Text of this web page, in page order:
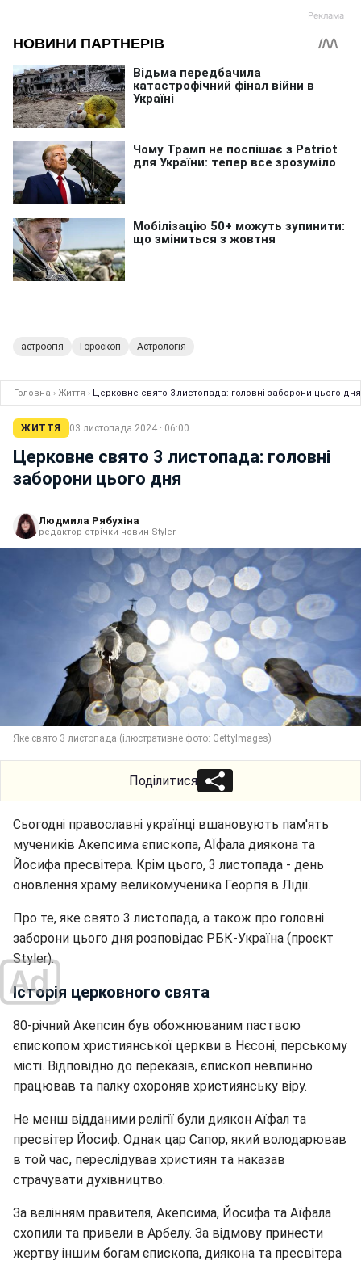
астроогія Гороскоп Астрологія
Головна › Життя › Церковне свято 3 листопада: головні заборони цього дня
ЖИТТЯ 03 листопада 2024 · 06:00
Церковне свято 3 листопада: головні
заборони цього дня
Людмила Рябухіна
редактор стрічки новин Styler
Яке свято 3 листопада (ілюстративне фото: GettyImages)
Поділитися
Сьогодні православні українці вшановують пам'ять
мучеників Акепсима єпископа, АЇфала диякона та
Йосифа пресвітера. Крім цього, 3 листопада - день
оновлення храму великомученика Георгія в Лідії.
Про те, яке свято 3 листопада, а також про головні
заборони цього дня розповідає РБК-Україна (проєкт
Styler).
Історія церковного свята
80-річний Акепсин був обожнюваним паствою
єпископом християнської церкви в Нєсоні, перському
місті. Відповідно до переказів, єпископ невпинно
працював та палку охороняв християнську віру.
Не менш відданими релігії були диякон Аїфал та
пресвітер Йосиф. Однак цар Сапор, який володарював
в той час, переслідував християн та наказав
страчувати духівництво.
За велінням правителя, Акепсима, Йосифа та Аїфала
схопили та привели в Арбелу. За відмову принести
жертву іншим богам єпископа, диякона та пресвітера